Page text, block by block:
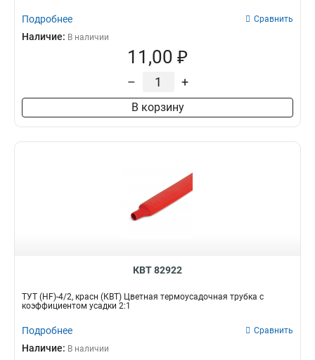
Подробнее Сравнить
Наличие: В наличии
11,00 ₽
– +
В корзину
КВТ 82922
ТУТ (HF)-4/2, красн (КВТ) Цветная термоусадочная трубка с
коэффициентом усадки 2:1
Подробнее Сравнить
Наличие: В наличии